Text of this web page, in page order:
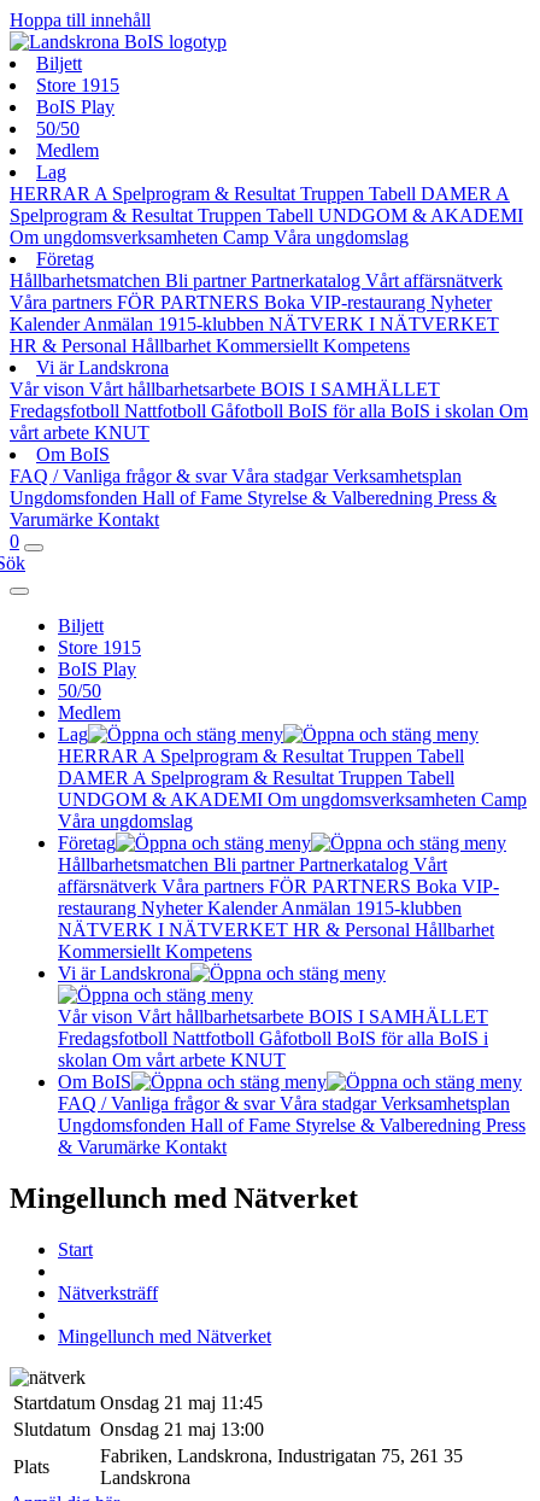
Hoppa till innehåll
Biljett
Store 1915
BoIS Play
50/50
Medlem
Lag
HERRAR A Spelprogram & Resultat Truppen Tabell DAMER A
Spelprogram & Resultat Truppen Tabell UNDGOM & AKADEMI
Om ungdomsverksamheten Camp Våra ungdomslag
Företag
Hållbarhetsmatchen Bli partnerPartnerkatalog Vårt affärsnätverk
Våra partners FÖR PARTNERS Boka VIP-restaurang Nyheter
KalenderAnmälan 1915-klubben NÄTVERK I NÄTVERKET
HR & Personal Hållbarhet Kommersiellt Kompetens
Vi är Landskrona
Vår vison Vårt hållbarhetsarbete BOIS I SAMHÄLLET
Fredagsfotboll Nattfotboll Gåfotboll BoIS för alla BoIS i skolan Om
vårt arbete KNUT
Om BoIS
FAQ / Vanliga frågor & svarVåra stadgarVerksamhetsplan
Ungdomsfonden Hall of Fame Styrelse & Valberedning Press &
Varumärke Kontakt
0
Biljett
Store 1915
BoIS Play
50/50
Medlem
Lag
HERRAR A Spelprogram & Resultat Truppen Tabell
DAMER A Spelprogram & Resultat Truppen Tabell
UNDGOM & AKADEMI Om ungdomsverksamheten Camp
Våra ungdomslag
Företag
Hållbarhetsmatchen Bli partnerPartnerkatalog Vårt
affärsnätverk Våra partners FÖR PARTNERS Boka VIP-
restaurang NyheterKalenderAnmälan 1915-klubben
NÄTVERK I NÄTVERKET HR & Personal Hållbarhet
Kommersiellt Kompetens
Vi är Landskrona
Vår vison Vårt hållbarhetsarbete BOIS I SAMHÄLLET
Fredagsfotboll Nattfotboll Gåfotboll BoIS för alla BoIS i
skolan Om vårt arbete KNUT
Om BoIS
FAQ / Vanliga frågor & svarVåra stadgarVerksamhetsplan
Ungdomsfonden Hall of Fame Styrelse & Valberedning Press
& Varumärke Kontakt
Mingellunch med Nätverket
Start
Nätverksträff
Mingellunch med Nätverket
Startdatum Onsdag 21 maj 11:45
Slutdatum Onsdag 21 maj 13:00
Plats
Fabriken, Landskrona, Industrigatan 75, 261 35
Landskrona